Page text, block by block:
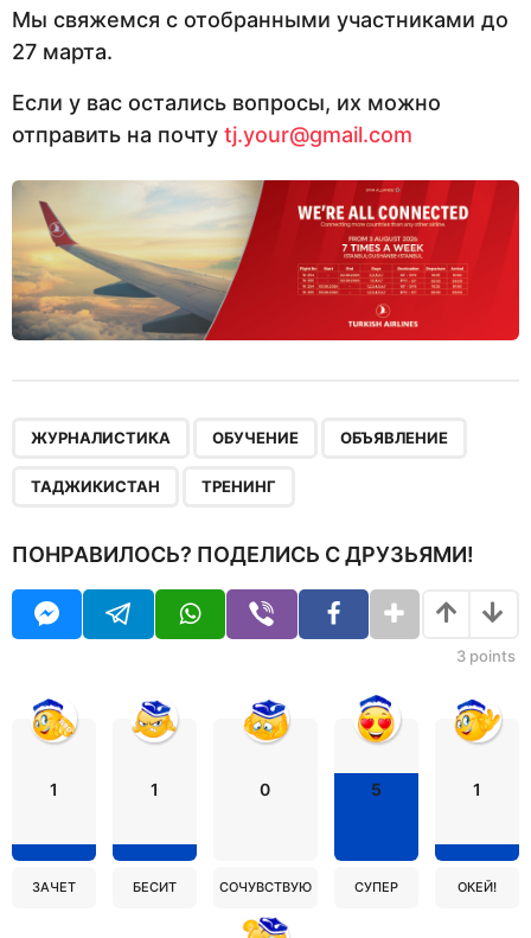
Мы свяжемся с отобранными участниками до
27 марта.
Если у вас остались вопросы, их можно
отправить на почту tj.your@gmail.com
ЖУРНАЛИСТИКА ОБУЧЕНИЕ ОБЪЯВЛЕНИЕ
ТАДЖИКИСТАН ТРЕНИНГ
ПОНРАВИЛОСЬ? ПОДЕЛИСЬ С ДРУЗЬЯМИ!
3 points
1
ЗАЧЕТ
1
БЕСИТ
0
СОЧУВСТВУЮ
5
СУПЕР
1
ОКЕЙ!